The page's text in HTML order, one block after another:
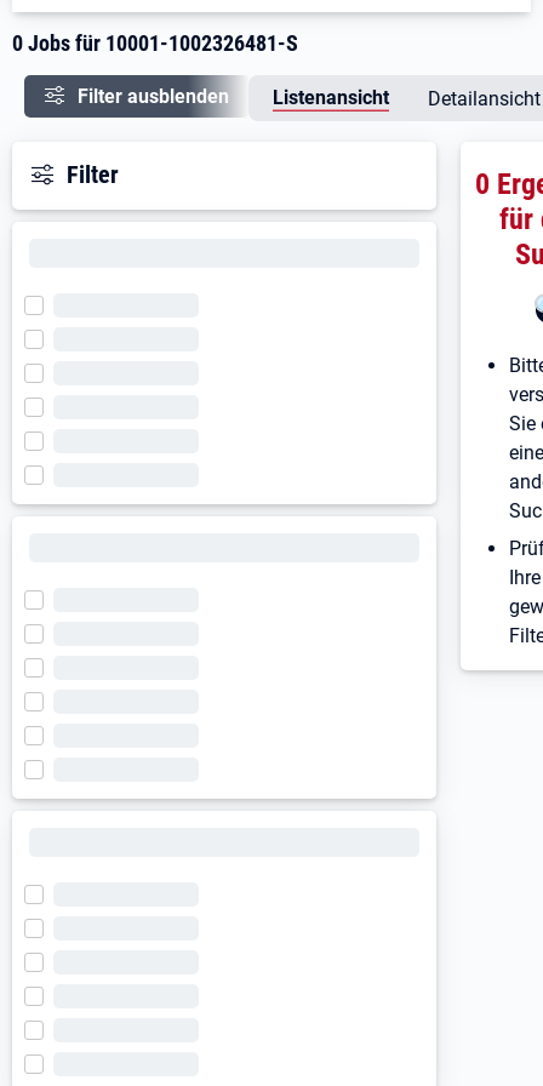
0 Jobs für 10001-1002326481-S
Filter ausblenden Listenansicht Detailansicht
Filter
0
für
Sie
Ihre